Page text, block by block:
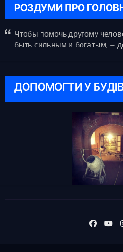
РОЗДУМИ ПРО
Чтобы помочь другому
быть сильным и богатым, –
ДОПОМОГТИ У